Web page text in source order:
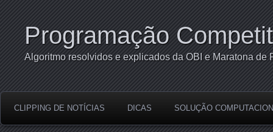
Programação
Algoritmo resolvidos e explicados da OBI e Maratona de
CLIPPING DE NOTÍCIAS DICAS SOLUÇÃO